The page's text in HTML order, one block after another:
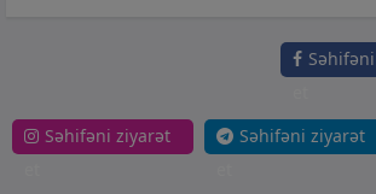
Səhifəni ziyarət
Səhifəni ziyarət